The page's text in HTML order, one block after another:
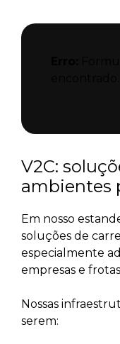
V2C:
ambientes
Em nosso
soluções de
especialmente
empresas e
Nossas
serem: